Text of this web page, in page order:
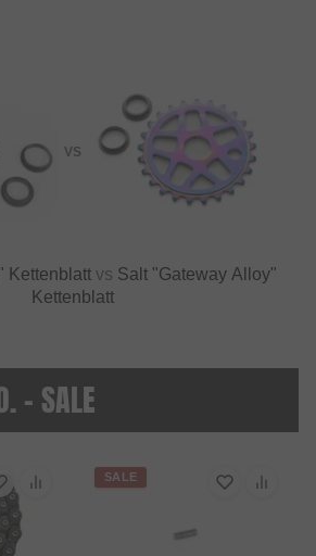
VS
Kettenblatt vs Salt "Gateway Alloy"
Kettenblatt
- SALE
SALE